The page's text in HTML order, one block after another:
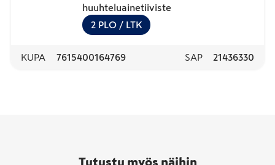
huuhteluainetiiviste
2 PLO / LTK
KUPA 7615400164769 SAP 21436330
Tutustu myös näihin